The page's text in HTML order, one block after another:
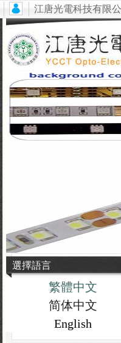
江唐光電科技有限
選擇語言
繁體中文
简体中文
English